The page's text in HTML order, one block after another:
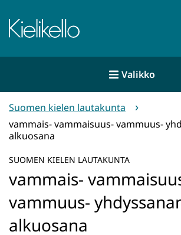
sisältöön
Etusivu
Valikko
Suomen kielen lautakunta
vammais- vammaisuus- vammuus-
alkuosana
SUOMEN KIELEN LAUTAKUNTA
vammais-
vammuus-
alkuosana